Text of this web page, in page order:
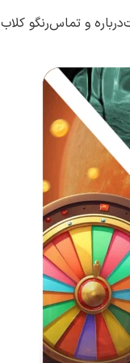
درباره و تماسرنگو کلاب